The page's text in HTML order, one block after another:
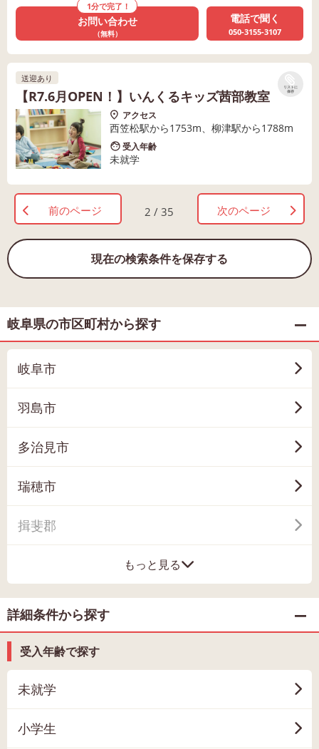
1分で完了！
お問い合わせ
（無料）
電話で聞く
050-3155-3107
リストに
保存
送迎あり
【R7.6月OPEN！】いんくるキッズ茜部教室
アクセス
西笠松駅から1753m、柳津駅から1788m
受入年齢
未就学
前のページ 2 / 35 次のページ
現在の検索条件を保存する
岐阜県の市区町村から探す
岐阜市
羽島市
多治見市
瑞穂市
揖斐郡
もっと見る
詳細条件から探す
受入年齢で探す
未就学
小学生